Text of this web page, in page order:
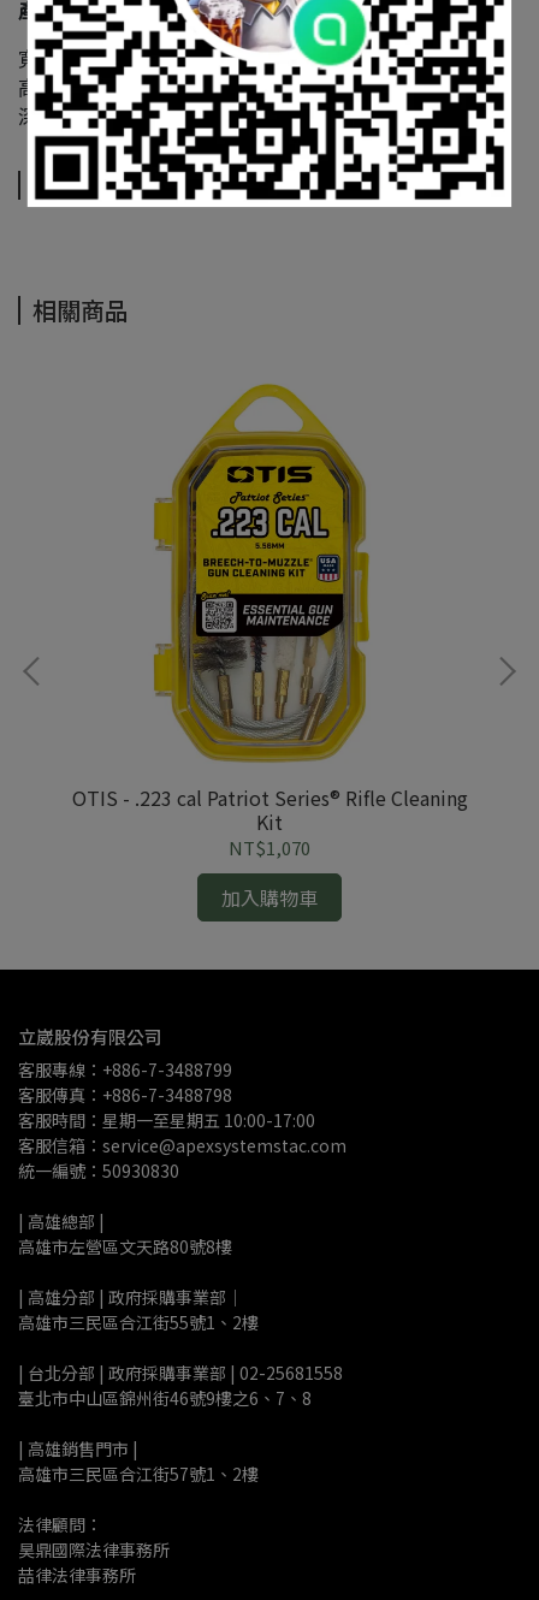
產品尺寸：
寬度（Width）： 10.00 吋（約 25.4 公分）
高度（Height）： 8.00 吋（約 20.32 公分）
深度（Depth）： 2.00 吋（約 5.08 公分）
運送方式
相關商品
OTIS - .223 cal Patriot Series® Rifle Cleaning
Kit
NT$1,070
加入購物車
立崴股份有限公司
客服專線：+886-7-3488799
客服傳真：+886-7-3488798
客服時間：星期一至星期五 10:00-17:00
客服信箱：service@apexsystemstac.com
統一編號：50930830
| 高雄總部 |
高雄市左營區文天路80號8樓
| 高雄分部 | 政府採購事業部｜
高雄市三民區合江街55號1、2樓
| 台北分部 | 政府採購事業部 | 02-25681558
臺北市中山區錦州街46號9樓之6、7、8
| 高雄銷售門市 |
高雄市三民區合江街57號1、2樓
法律顧問：
昊鼎國際法律事務所
喆律法律事務所